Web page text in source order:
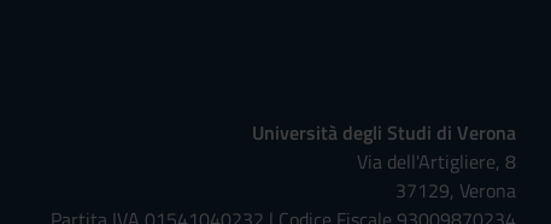
Università degli Studi di Verona
Via dell'Artigliere, 8
37129, Verona